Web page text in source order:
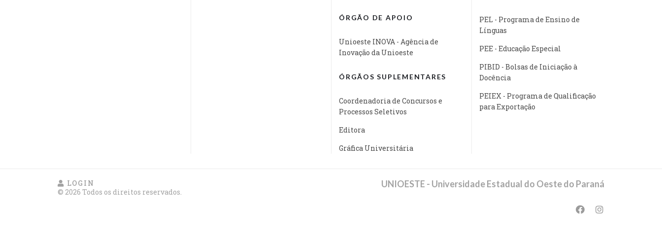
ÓRGÃO DE APOIO
Unioeste INOVA - Agência de
Inovação da Unioeste
ÓRGÃOS SUPLEMENTARES
Coordenadoria de Concursos e
Processos Seletivos
Editora
Gráfica Universitária
PEL - Programa de Ensino de
Línguas
PEE - Educação Especial
PIBID - Bolsas de Iniciação à
Docência
PEIEX - Programa de Qualificação
para Exportação
LOGIN
© 2026 Todos os direitos reservados.
UNIOESTE - Universidade Estadual do Oeste do Paraná